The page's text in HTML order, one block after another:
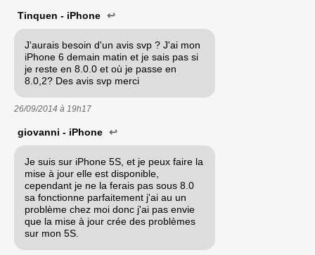
Tinquen - iPhone ↩
J'aurais besoin d'un avis svp ? J'ai mon
iPhone 6 demain matin et je sais pas si
je reste en 8.0.0 et où je passe en
8.0,2? Des avis svp merci
26/09/2014 à 19h17
giovanni - iPhone ↩
Je suis sur iPhone 5S, et je peux faire la
mise à jour elle est disponible,
cependant je ne la ferais pas sous 8.0
sa fonctionne parfaitement j'ai au un
problème chez moi donc j'ai pas envie
que la mise à jour crée des problèmes
sur mon 5S.